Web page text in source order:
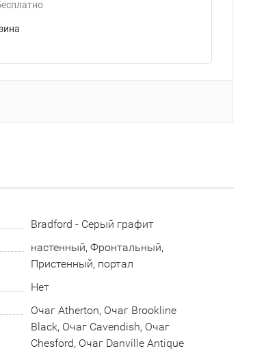
Бесплатно
Bradford - Серый графит
настенный, Фронтальный,
Пристенный, портал
Нет
Очаг Atherton, Очаг Brookline
Black, Очаг Cavendish, Очаг
Chesford, Очаг Danville Antique